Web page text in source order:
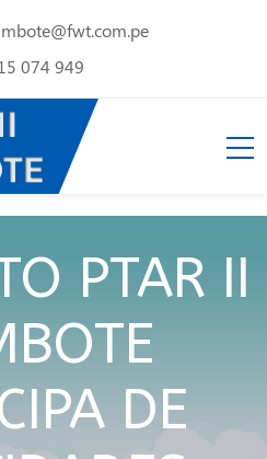
074 949
PTAR II
DE